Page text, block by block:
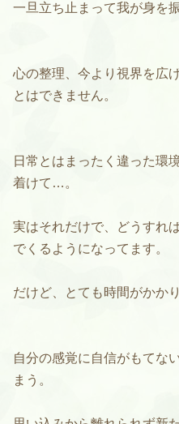
一旦立ち止まって我が身を
心の整理、今より視界を広
とはできません。
日常とはまったく違った環
着けて…。
実はそれだけで、どうすれ
でくるようになってます。
だけど、とても時間がかかり
自分の感覚に自信がもてな
まう。